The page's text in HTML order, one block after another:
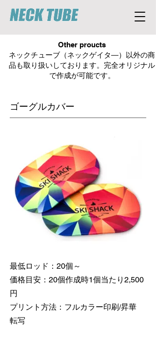
Other proucts
ネックチューブ（ネックゲイタ―）以外の商
品も取り扱いしております。完全オリジナル
で作成が可能です。
​ゴーグルカバー
最低ロッド：20個～
価格目安：20個作成時1個当たり2,500
円
​プリント方法：フルカラー印刷/昇華
転写